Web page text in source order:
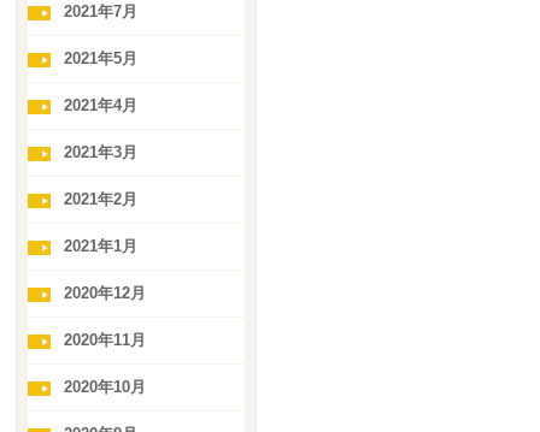
2021年7月
2021年5月
2021年4月
2021年3月
2021年2月
2021年1月
2020年12月
2020年11月
2020年10月